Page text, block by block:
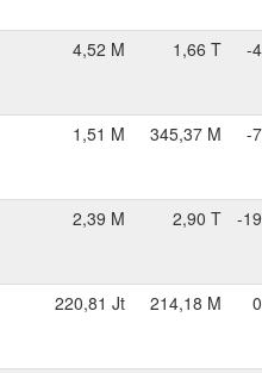
4,52 M 1,66 T -
1,51 M 345,37 M -
2,39 M 2,90 T -
220,81 Jt 214,18 M